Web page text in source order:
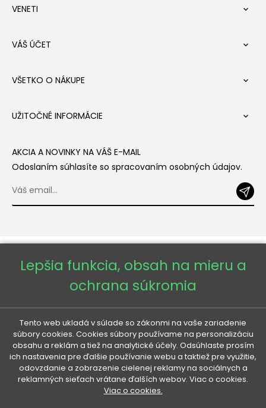
VENETI 
VÁŠ ÚČET 
VŠETKO O NÁKUPE 
UŽITOČNÉ INFORMÁCIE 
AKCIA A NOVINKY NA VÁŠ E-MAIL
Odoslaním súhlasíte so spracovaním osobných údajov.
Copyright © 2026 - Veneti™
Veneti SK
Veneti CZ
Lepšia funkcia, obsah na mieru a
ochrana súkromia
Tento web ukladá v súlade so zákonmi na vaše zariadenie
súbory cookies. Cookies súbory používame na personalizáciu
obsahu a reklám a tiež na analytické účely. Odsúhlaste prosím
ich nastavenia pre ďalšie používanie webu a taktiež pre využitie,
odovzdanie a zobrazenie cielenej reklamy na sociálnych a
reklamných sieťach vrátane ďalších webov. Viac o cookies.
Viac o cookies.